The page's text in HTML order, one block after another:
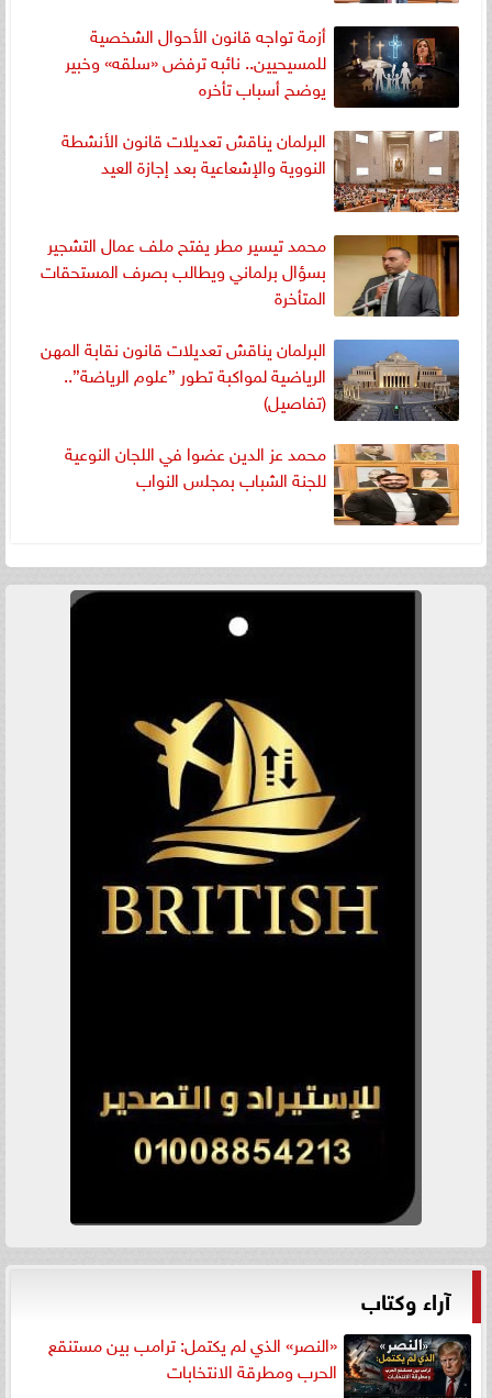
أزمة تواجه قانون الأحوال الشخصية
للمسيحيين.. نائبه ترفض «سلقه» وخبير
يوضح أسباب تأخره
البرلمان يناقش تعديلات قانون الأنشطة
النووية والإشعاعية بعد إجازة العيد
محمد تيسير مطر يفتح ملف عمال التشجير
بسؤال برلماني ويطالب بصرف المستحقات
المتأخرة
البرلمان يناقش تعديلات قانون نقابة المهن
الرياضية لمواكبة تطور ”علوم الرياضة”..
(تفاصيل)
محمد عز الدين عضوا في اللجان النوعية
للجنة الشباب بمجلس النواب
آراء وكتاب
«النصر» الذي لم يكتمل: ترامب بين مستنقع
الحرب ومطرقة الانتخابات